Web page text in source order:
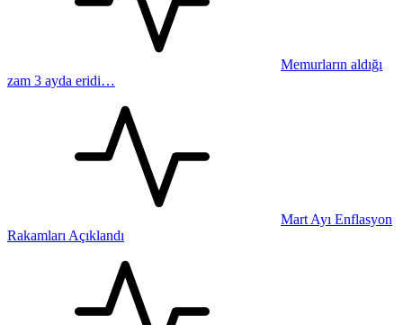
Memurların aldığı
zam 3 ayda eridi…
Mart Ayı Enflasyon
Rakamları Açıklandı